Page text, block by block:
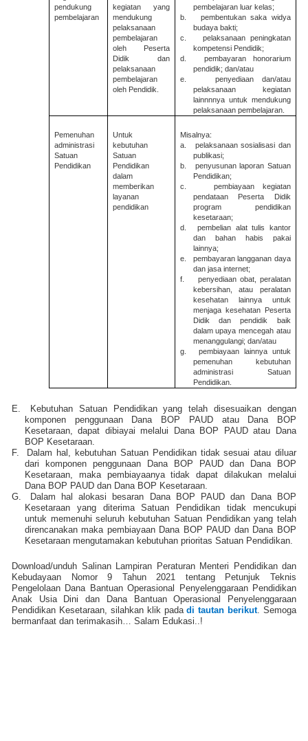
pendukung
pembelajaran
kegiatan yang
mendukung
pelaksanaan
pembelajaran
oleh Peserta
Didik dan
pelaksanaan
pembelajaran
oleh Pendidik.
pembelajaran luar kelas;
b.
pembentukan saka widya
budaya bakti;
c.
pelaksanaan peningkatan
kompetensi Pendidik;
d.
pembayaran honorarium
pendidik; dan/atau
e.
penyediaan dan/atau
pelaksanaan kegiatan
lainnnnya untuk mendukung
pelaksanaan pembelajaran.
Pemenuhan
administrasi
Satuan
Pendidikan
Untuk
kebutuhan
Satuan
Pendidikan
dalam
memberikan
layanan
pendidikan
Misalnya:
a.
pelaksanaan sosialisasi dan
publikasi;
b.
penyusunan laporan Satuan
Pendidikan;
c.
pembiayaan kegiatan
pendataan Peserta Didik
program pendidikan
kesetaraan;
d.
pembelian alat tulis kantor
dan bahan habis pakai
lainnya;
e.
pembayaran langganan daya
dan jasa internet;
f.
penyediaan obat, peralatan
kebersihan, atau peralatan
kesehatan lainnya untuk
menjaga kesehatan Peserta
Didik dan pendidik baik
dalam upaya mencegah atau
menanggulangi; dan/atau
g.
pembiayaan lainnya untuk
pemenuhan kebutuhan
administrasi Satuan
Pendidikan.
E.
Kebutuhan Satuan Pendidikan yang telah disesuaikan dengan
komponen penggunaan Dana BOP PAUD atau Dana BOP
Kesetaraan, dapat dibiayai melalui Dana BOP PAUD atau Dana
BOP Kesetaraan.
F.
Dalam hal, kebutuhan Satuan Pendidikan tidak sesuai atau diluar
dari komponen penggunaan Dana BOP PAUD dan Dana BOP
Kesetaraan, maka pembiayaanya tidak dapat dilakukan melalui
Dana BOP PAUD dan Dana BOP Kesetaraan.
G.
Dalam hal alokasi besaran Dana BOP PAUD dan Dana BOP
Kesetaraan yang diterima Satuan Pendidikan tidak mencukupi
untuk memenuhi seluruh kebutuhan Satuan Pendidikan yang telah
direncanakan maka pembiayaan Dana BOP PAUD dan Dana BOP
Kesetaraan mengutamakan kebutuhan prioritas Satuan Pendidikan.
Download/unduh Salinan Lampiran Peraturan Menteri Pendidikan dan
Kebudayaan Nomor 9 Tahun 2021 tentang Petunjuk Teknis
Pengelolaan Dana Bantuan Operasional Penyelenggaraan Pendidikan
Anak Usia Dini dan Dana Bantuan Operasional Penyelenggaraan
Pendidikan Kesetaraan, silahkan klik padadi tautan berikut. Semoga
bermanfaat dan terimakasih… Salam Edukasi..!